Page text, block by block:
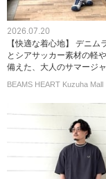
2026.07.20
【快適な着心地】 デニム
とシアサッカー素材の軽
備えた、大人のサマージ
BEAMS HEART Kuzuha Mall